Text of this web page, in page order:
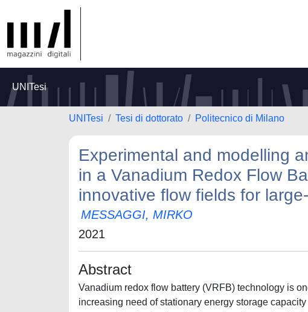
UNITesi
UNITesi Tesi di dottorato Politecnico di Milano
Experimental and modelling
in a Vanadium Redox Flow
innovative flow fields for
MESSAGGI, MIRKO
2021
Abstract
Vanadium redox flow battery (VRFB) technology is
increasing need of stationary energy storage